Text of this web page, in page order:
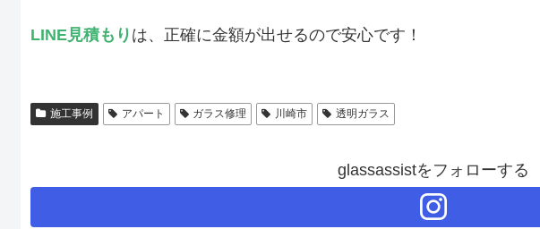
LINE見積もり は、正確に金額が出せるので安心です！
施工事例 アパート ガラス修理 川崎市 透明ガラス
glassassistをフォローする